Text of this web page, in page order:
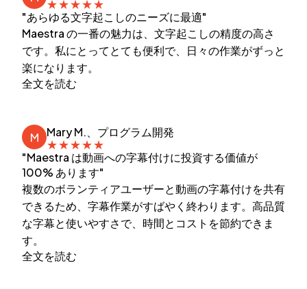
★★★★★
"あらゆる文字起こしのニーズに最適"
Maestra の一番の魅力は、文字起こしの精度の高さ
です。私にとってとても便利で、日々の作業がずっと
楽になります。
全文を読む
M
Mary M.、プログラム開発
★★★★★
"Maestra は動画への字幕付けに投資する価値が
100% あります"
複数のボランティアユーザーと動画の字幕付けを共有
できるため、字幕作業がすばやく終わります。高品質
な字幕と使いやすさで、時間とコストを節約できま
す。
全文を読む